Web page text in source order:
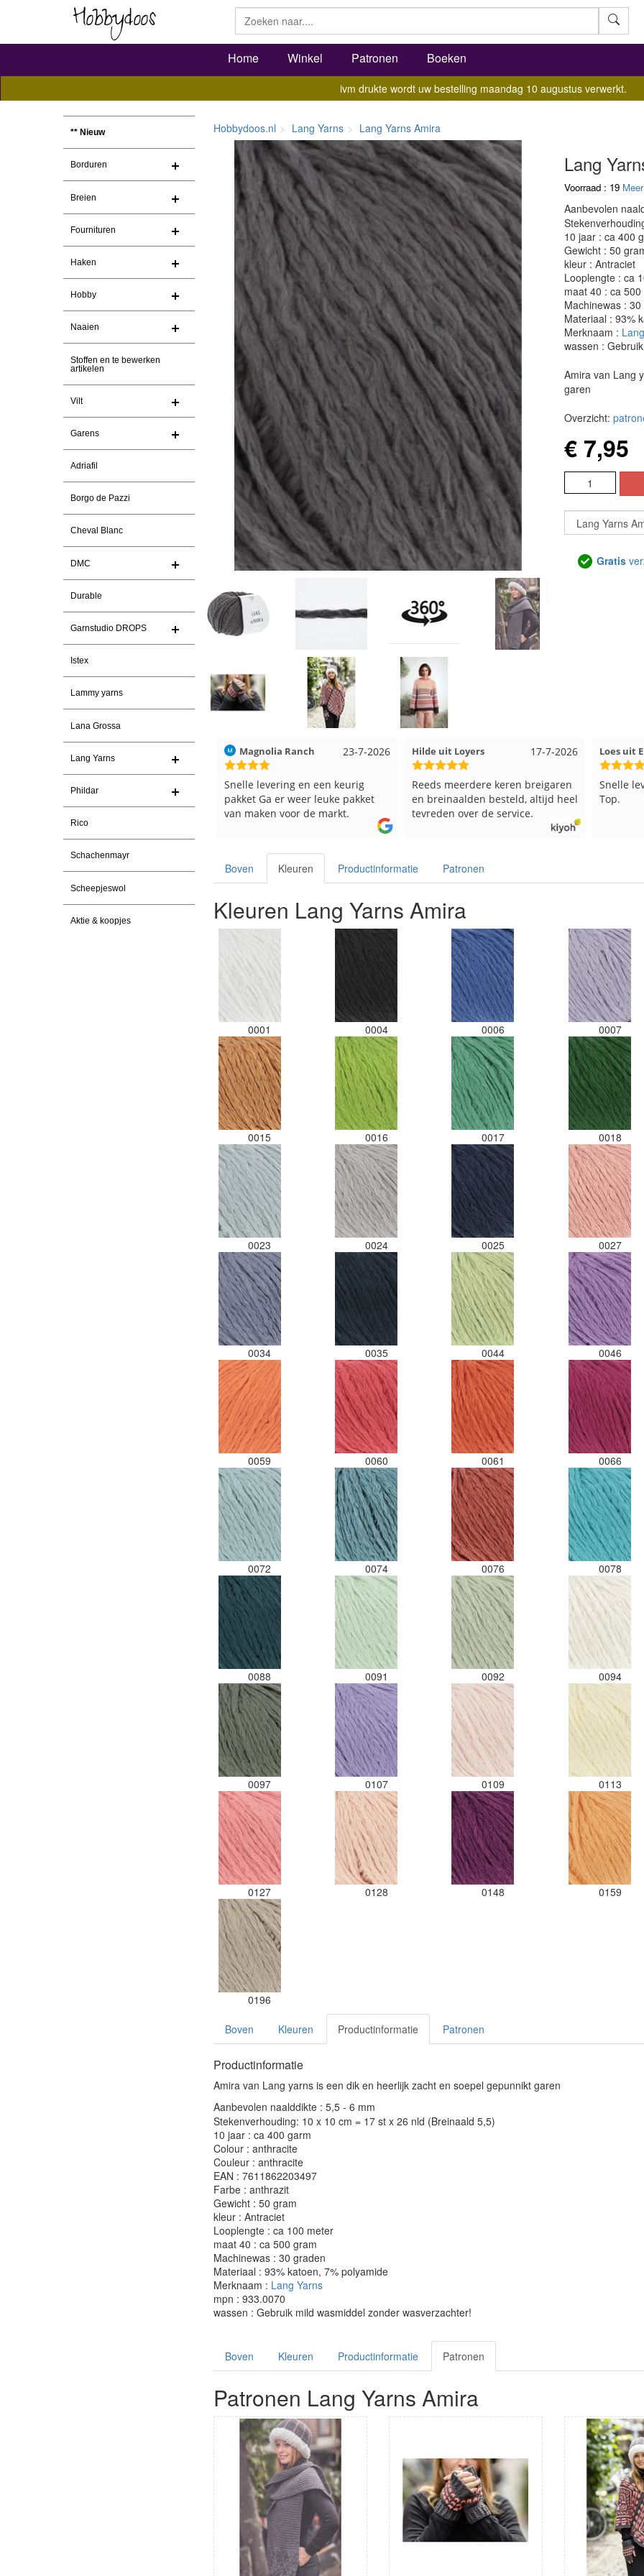
Home Winkel Patronen Boeken
ivm drukte wordt uw bestelling maandag 10 augustus verwerkt.
** Nieuw
Borduren
Breien
Fournituren
Haken
Hobby
Naaien
Stoffen en te bewerken
artikelen
Vilt
Garens
Adriafil
Borgo de Pazzi
Cheval Blanc
DMC
Durable
Garnstudio DROPS
Istex
Lammy yarns
Lana Grossa
Lang Yarns
Phildar
Rico
Schachenmayr
Scheepjeswol
Aktie & koopjes
Hobbydoos.nl Lang Yarns Lang Yarns Amira
Lang
Voorraad : 19
Aanbevolen
10 jaar : ca 400
Gewicht : 50
kleur : Antraciet
Looplengte : ca
maat 40 : ca 500
Machinewas :
Materiaal : 93%
Merknaam :
wassen :
Amira van Lang
garen
Overzicht:
€ 7,95
Gratis
Snelle levering. En prima garen
23-7-2026
Magnolia Ranch
Snelle levering en een keurig
pakket Ga er weer leuke pakket
van maken voor de markt.
17-7-2026
Hilde uit Loyers
Reeds meerdere keren breigaren
en breinaalden besteld, altijd heel
tevreden over de service.
Loes uit
Snelle
Top.
Boven Kleuren Productinformatie Patronen
Kleuren Lang Yarns Amira
0001 0004 0006 0007
0015 0016 0017 0018
0023 0024 0025 0027
0034 0035 0044 0046
0059 0060 0061 0066
0072 0074 0076 0078
0088 0091 0092 0094
0097 0107 0109 0113
0127 0128 0148 0159
0196
Boven Kleuren Productinformatie Patronen
Productinformatie
Amira van Lang yarns is een dik en heerlijk zacht en soepel gepunnikt garen
Aanbevolen naalddikte : 5,5 - 6 mm
Stekenverhouding: 10 x 10 cm = 17 st x 26 nld (Breinaald 5,5)
10 jaar : ca 400 garm
Colour : anthracite
Couleur : anthracite
EAN : 7611862203497
Farbe : anthrazit
Gewicht : 50 gram
kleur : Antraciet
Looplengte : ca 100 meter
maat 40 : ca 500 gram
Machinewas : 30 graden
Materiaal : 93% katoen, 7% polyamide
Merknaam : Lang Yarns
mpn : 933.0070
wassen : Gebruik mild wasmiddel zonder wasverzachter!
Boven Kleuren Productinformatie Patronen
Patronen Lang Yarns Amira